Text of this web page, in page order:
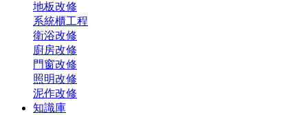
地板改修
系統櫃工程
衛浴改修
廚房改修
門窗改修
照明改修
泥作改修
知識庫